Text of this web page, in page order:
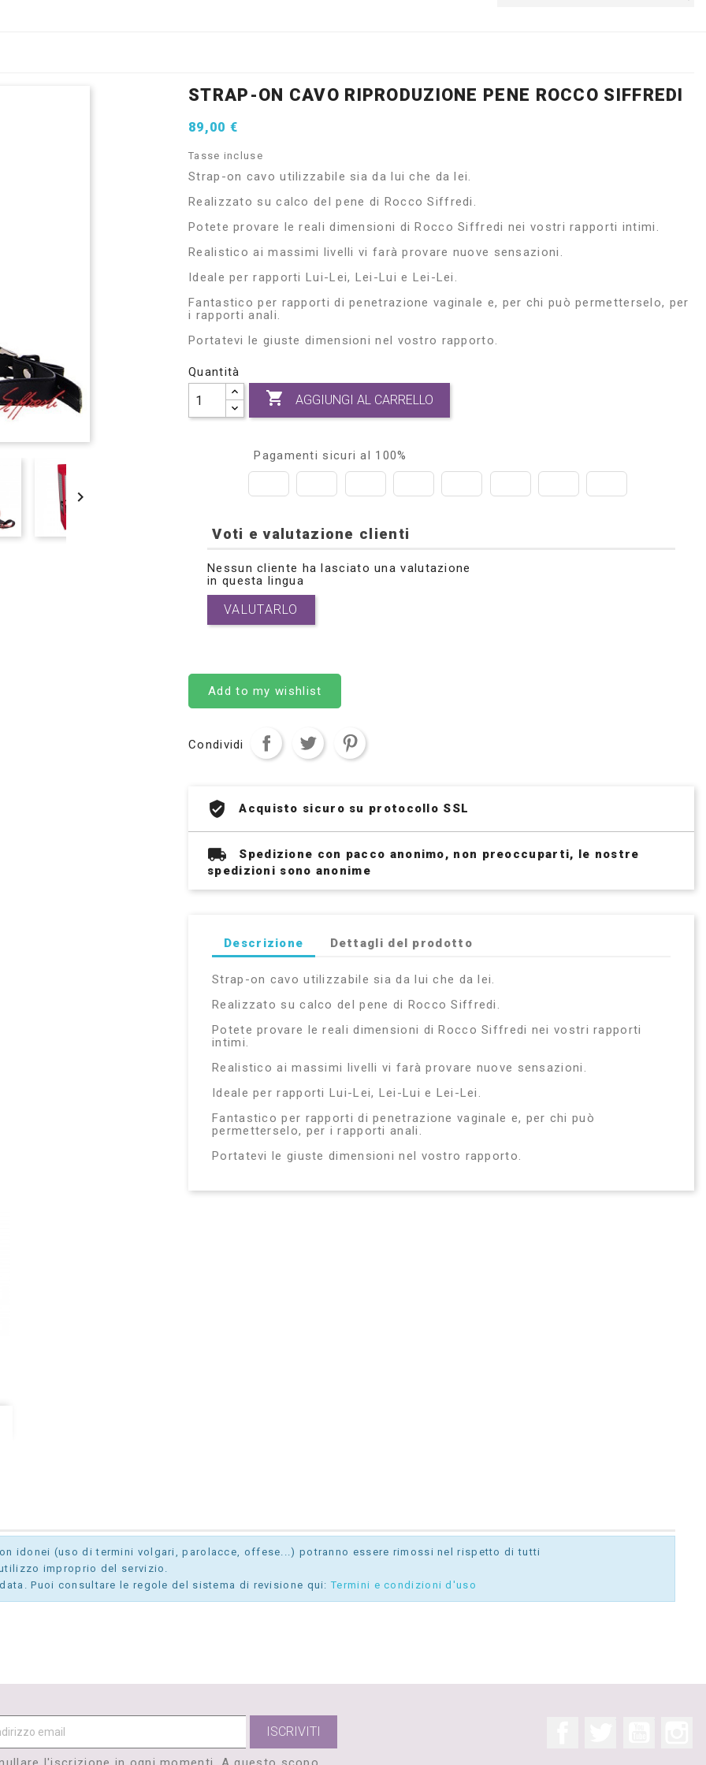

STRAP-ON CAVO RIPRODUZIONE PENE ROCCO SIFFREDI
89,00 €
Tasse incluse
Strap-on cavo utilizzabile sia da lui che da lei.
Realizzato su calco del pene di Rocco Siffredi.
Potete provare le reali dimensioni di Rocco Siffredi nei vostri rapporti intimi.
Realistico ai massimi livelli vi farà provare nuove sensazioni.
Ideale per rapporti Lui-Lei, Lei-Lui e Lei-Lei.
Fantastico per rapporti di penetrazione vaginale e, per chi può permetterselo, per
i rapporti anali.
Portatevi le giuste dimensioni nel vostro rapporto.
Quantità
 AGGIUNGI AL CARRELLO
Pagamenti sicuri al 100%
Voti e valutazione clienti
Nessun cliente ha lasciato una valutazione
in questa lingua
VALUTARLO
Add to my wishlist
Condividi
Acquisto sicuro su protocollo SSL
Spedizione con pacco anonimo, non preoccuparti, le nostre
spedizioni sono anonime
Descrizione Dettagli del prodotto
Strap-on cavo utilizzabile sia da lui che da lei.
Realizzato su calco del pene di Rocco Siffredi.
Potete provare le reali dimensioni di Rocco Siffredi nei vostri rapporti
intimi.
Realistico ai massimi livelli vi farà provare nuove sensazioni.
Ideale per rapporti Lui-Lei, Lei-Lui e Lei-Lei.
Fantastico per rapporti di penetrazione vaginale e, per chi può
permetterselo, per i rapporti anali.
Portatevi le giuste dimensioni nel vostro rapporto.
idonei (uso di termini volgari, parolacce, offese...) potranno essere rimossi nel rispetto di tutti
improprio del servizio.
Puoi consultare le regole del sistema di revisione qui:Termini e condizioni d'uso
Facebook